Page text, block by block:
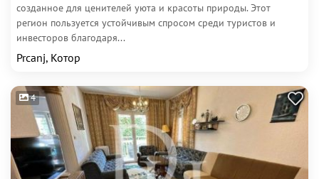
созданное для ценителей уюта и красоты природы. Этот
регион пользуется устойчивым спросом среди туристов и
инвесторов благодаря...
Prcanj, Котор
4